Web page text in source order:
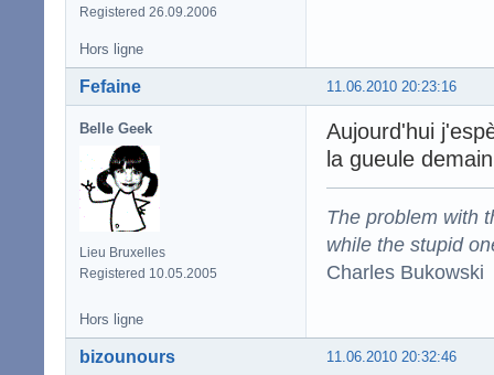
Registered 26.09.2006
Hors ligne
11.06.2010 20:23:16
Fefaine
Belle Geek
Lieu Bruxelles
Registered 10.05.2005
Aujourd'hui
la gueule
The problem with
while the stupid
Charles Bukowski
Hors ligne
11.06.2010 20:32:46
bizounours